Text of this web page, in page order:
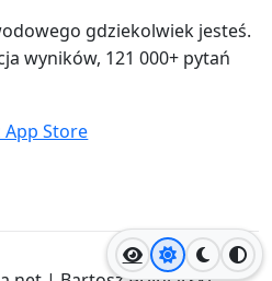
Jasny motyw
Ciemny
gdziekolwiek jesteś.
wyników, 121 000+ pytań